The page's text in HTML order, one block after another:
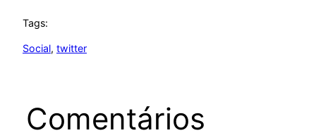
Tags:
Social, twitter
Comentários